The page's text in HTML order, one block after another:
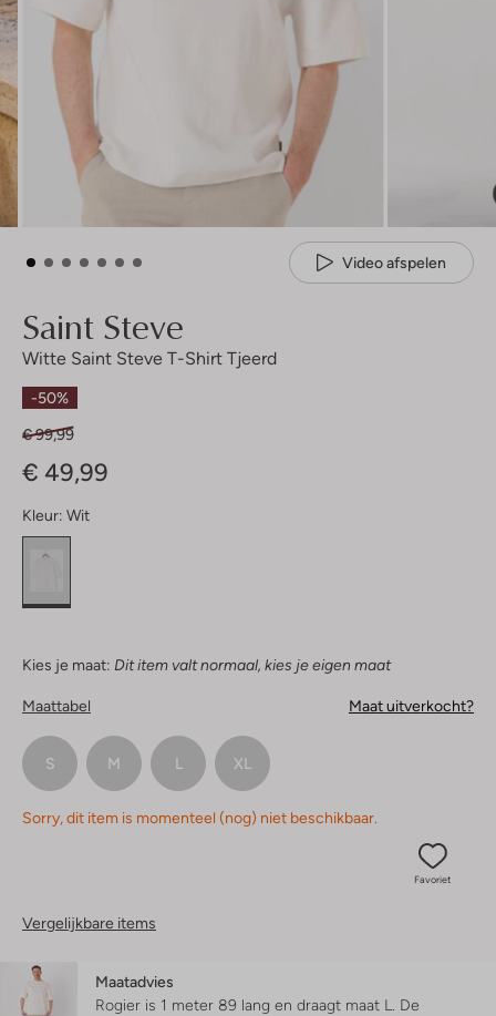
Video afspelen
Saint Steve
Witte Saint Steve T-Shirt Tjeerd
-50%
€ 99,99
€ 49,99
Kleur: Wit
Kies je maat: Dit item valt normaal, kies je eigen maat
Maattabel Maat uitverkocht?
S M L XL
Sorry, dit item is momenteel (nog) niet beschikbaar.
Favoriet
Vergelijkbare items
Maatadvies
Rogier is 1 meter 89 lang en draagt maat L. De